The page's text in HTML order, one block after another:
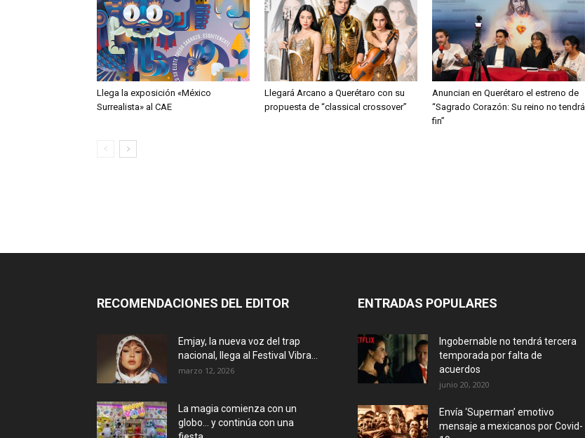
Llega la exposición «México
Surrealista» al CAE
Llegará Arcano a Querétaro con su
propuesta de “classical crossover”
Anuncian en Querétaro el estreno de
“Sagrado Corazón: Su reino no tendrá
fin”
RECOMENDACIONES DEL EDITOR
Emjay, la nueva voz del trap
nacional, llega al Festival Vibra...
marzo 12, 2026
La magia comienza con un
globo… y continúa con una
ENTRADAS POPULARES
Ingobernable no tendrá tercera
temporada por falta de
acuerdos
junio 20, 2020
Envía ‘Superman’ emotivo
mensaje a mexicanos por Covid-